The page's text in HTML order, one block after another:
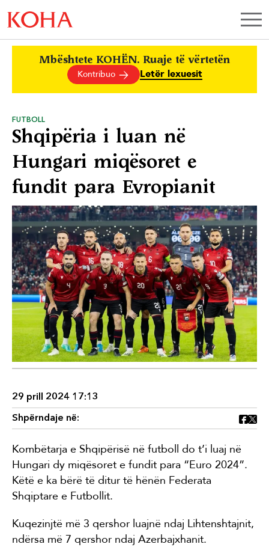
Mbështete KOHËN. Ruaje të vërtetën
Kontribuo Letër lexuesit
FUTBOLL
Shqipëria i luan në
Hungari miqësoret e
fundit para Evropianit
29 prill 2024 17:13
Shpërndaje në:
Kombëtarja e Shqipërisë në futboll do t’i luaj në
Hungari dy miqësoret e fundit para “Euro 2024”.
Këtë e ka bërë të ditur të hënën Federata
Shqiptare e Futbollit.
Kuqezinjtë më 3 qershor luajnë ndaj Lihtenshtajnit,
ndërsa më 7 qershor ndaj Azerbajxhanit.